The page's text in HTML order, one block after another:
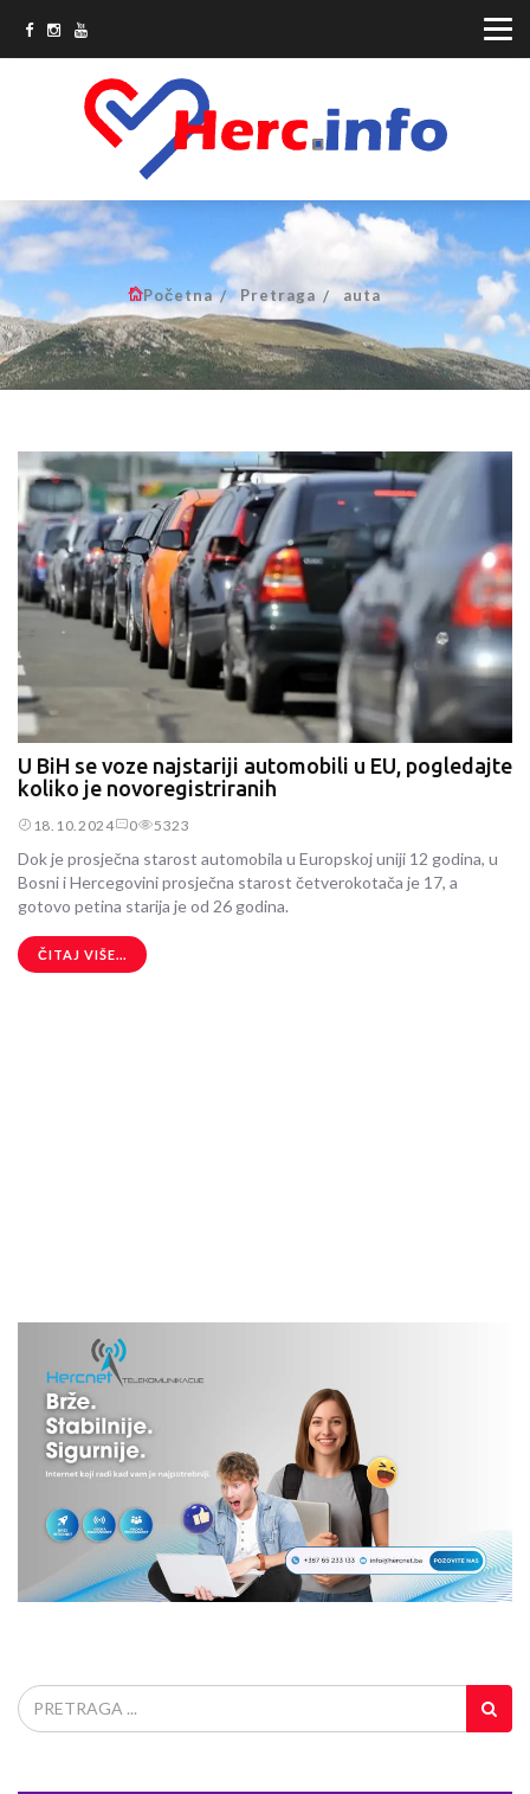
Početna Pretraga auta
U BiH se voze najstariji automobili u EU, pogledajte
koliko je novoregistriranih
18.10.2024 0 5323
Dok je prosječna starost automobila u Europskoj uniji 12 godina, u
Bosni i Hercegovini prosječna starost četverokotača je 17, a
gotovo petina starija je od 26 godina.
ČITAJ VIŠE...